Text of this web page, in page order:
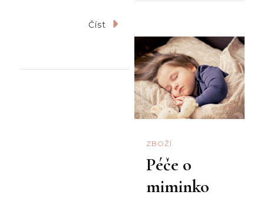
Číst
ZBOŽÍ
Péče o
miminko